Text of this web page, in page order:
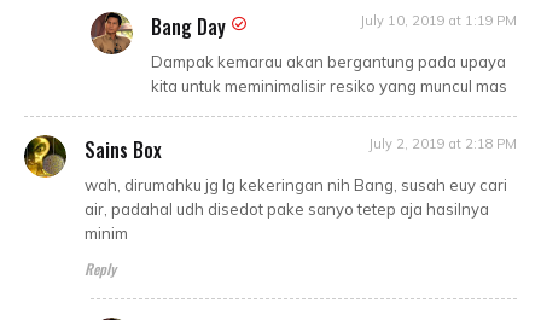
Bang Day July 10, 2019 at 1:19 PM
Dampak kemarau akan bergantung pada upaya
kita untuk meminimalisir resiko yang muncul mas
Sains Box July 2, 2019 at 2:18 PM
wah, dirumahku jg lg kekeringan nih Bang, susah euy cari
air, padahal udh disedot pake sanyo tetep aja hasilnya
minim
Reply